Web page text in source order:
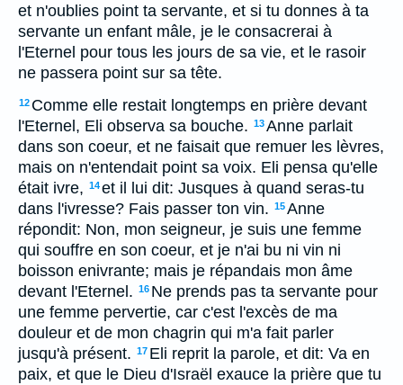
et n'oublies point ta servante, et si tu donnes à ta
servante un enfant mâle, je le consacrerai à
l'Eternel pour tous les jours de sa vie, et le rasoir
ne passera point sur sa tête.
12 Comme elle restait longtemps en prière devant
l'Eternel, Eli observa sa bouche. 13Anne parlait
dans son coeur, et ne faisait que remuer les lèvres,
mais on n'entendait point sa voix. Eli pensa qu'elle
était ivre, 14et il lui dit: Jusques à quand seras-tu
dans l'ivresse? Fais passer ton vin. 15Anne
répondit: Non, mon seigneur, je suis une femme
qui souffre en son coeur, et je n'ai bu ni vin ni
boisson enivrante; mais je répandais mon âme
devant l'Eternel. 16 Ne prends pas ta servante pour
une femme pervertie, car c'est l'excès de ma
douleur et de mon chagrin qui m'a fait parler
jusqu'à présent. 17 Eli reprit la parole, et dit: Va en
paix, et que le Dieu d'Israël exauce la prière que tu